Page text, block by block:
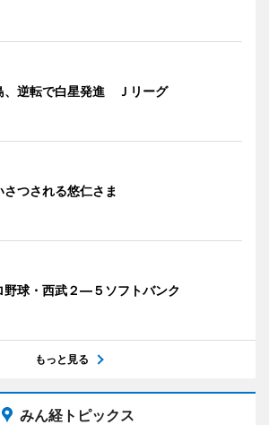
、逆転で白星発進 Ｊリーグ
さつされる悠仁さま
野球・西武２―５ソフトバンク
もっと見る
みん経トピックス